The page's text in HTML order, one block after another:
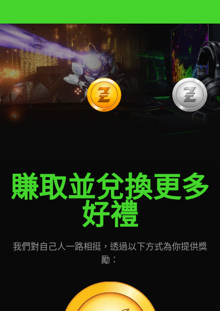
賺取並兌換更多
好禮
我們對自己人一路相挺，透過以下方式為你提供獎
勵：